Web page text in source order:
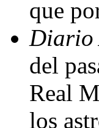
que
Diario
del
Real
los